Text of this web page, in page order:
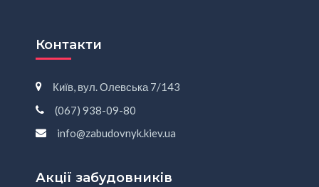
Контакти
Київ, вул. Олевська 7/143
(067) 938-09-80
info@zabudovnyk.kiev.ua
Акції забудовників